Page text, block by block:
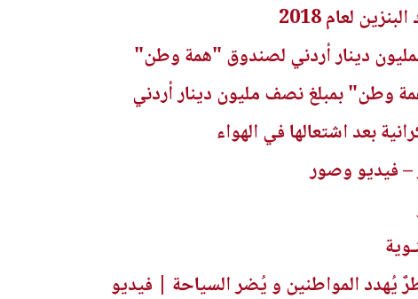
لعام 2018
دينار أردني لصندوق "همة وطن"
وطن" بمبلغ نصف مليون دينار أردني
بعد اشتعالها في الهواء
فيديو وصور
المواطنين و يُضر السياحة | فيديو